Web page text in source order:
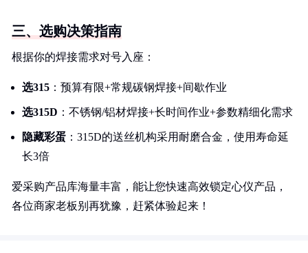
三、选购决策指南
根据你的焊接需求对号入座：
选315 ：预算有限+常规碳钢焊接+间歇作业
选315D ：不锈钢/铝材焊接+长时间作业+参数精细化需求
隐藏彩蛋 ：315D的送丝机构采用耐磨合金，使用寿命延
长3倍
爱采购产品库海量丰富，能让您快速高效锁定心仪产品，
各位商家老板别再犹豫，赶紧体验起来！